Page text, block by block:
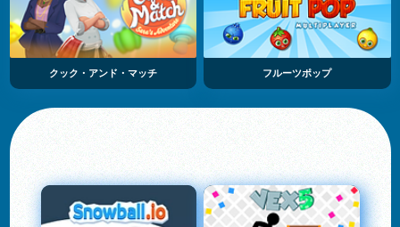
クック・アンド・マッチ フルーツポップ